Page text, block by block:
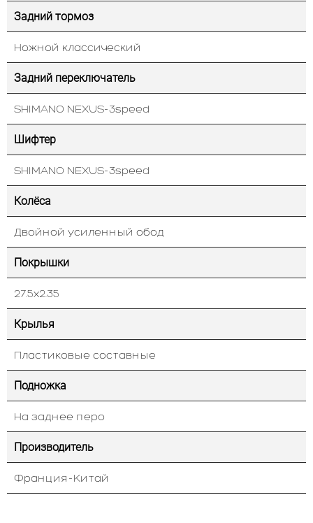
Задний тормоз
Ножной классический
Задний переключатель
SHIMANO NEXUS-3speed
Шифтер
SHIMANO NEXUS-3speed
Колёса
Двойной усиленный обод
Покрышки
27.5х2.35
Крылья
Пластиковые составные
Подножка
На заднее перо
Производитель
Франция-Китай